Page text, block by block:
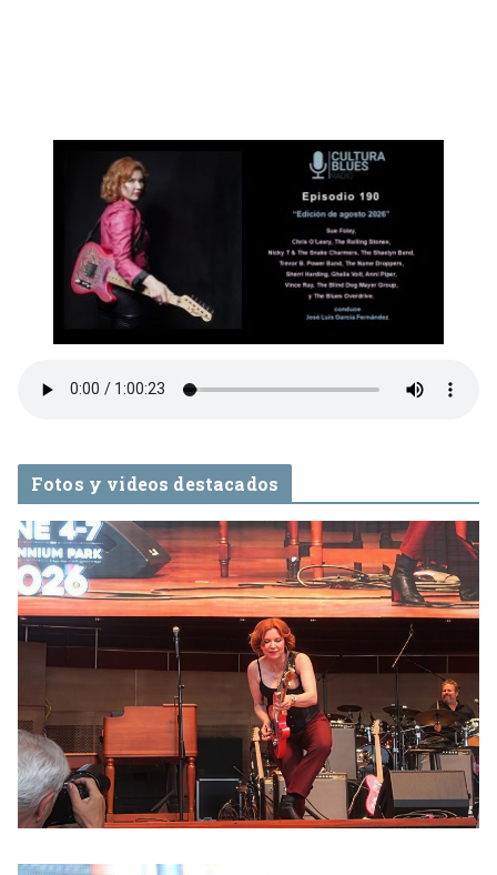
Fotos y videos destacados